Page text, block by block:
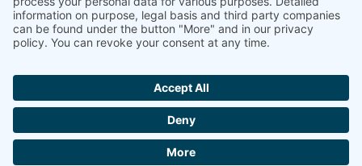
Hochschulseelsorge
Dekanat Hof
Wikipedia
Google Maps Formulare